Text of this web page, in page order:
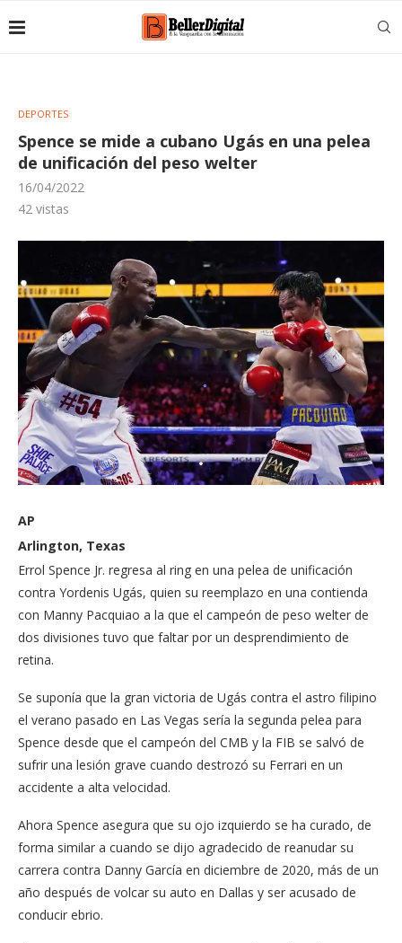
DEPORTES
Spence se mide a cubano Ugás en una pelea
de unificación del peso welter
16/04/2022
42 vistas
AP
Arlington, Texas
Errol Spence Jr. regresa al ring en una pelea de unificación
contra Yordenis Ugás, quien su reemplazo en una contienda
con Manny Pacquiao a la que el campeón de peso welter de
dos divisiones tuvo que faltar por un desprendimiento de
retina.
Se suponía que la gran victoria de Ugás contra el astro filipino
el verano pasado en Las Vegas sería la segunda pelea para
Spence desde que el campeón del CMB y la FIB se salvó de
sufrir una lesión grave cuando destrozó su Ferrari en un
accidente a alta velocidad.
Ahora Spence asegura que su ojo izquierdo se ha curado, de
forma similar a cuando se dijo agradecido de reanudar su
carrera contra Danny García en diciembre de 2020, más de un
año después de volcar su auto en Dallas y ser acusado de
conducir ebrio.